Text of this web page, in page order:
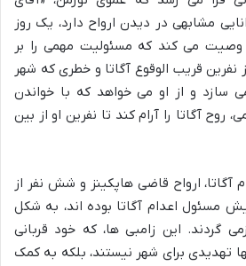
مشابهی در دیدن ارواح دارد، یک روز
وصیت می کند که مسئولیت مهمی را بر
نفرین قریب الوقوع آگاتا و خطری که شهر
سازد و از او می خواهد که با خواندن
روح آگاتا را آرام کند تا نفرین او از بین
آگاتا، ارواح قاضی هاپکینز و شش نفر از
مسئول اعدام آگاتا بوده اند، به شکل
گردند. این زامبی ها، که خود قربانی
تهدیدی برای شهر نیستند، بلکه به کمک